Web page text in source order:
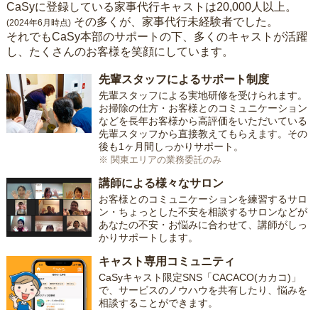
CaSyに登録している家事代行キャストは20,000人以上。
(2024年6月時点) その多くが、家事代行未経験者でした。
それでもCaSy本部のサポートの下、多くのキャストが活躍
し、たくさんのお客様を笑顔にしています。
先輩スタッフによるサポート制度
先輩スタッフによる実地研修を受けられます。
お掃除の仕方・お客様とのコミュニケーション
などを長年お客様から高評価をいただいている
先輩スタッフから直接教えてもらえます。その
後も1ヶ月間しっかりサポート。
※ 関東エリアの業務委託のみ
講師による様々なサロン
お客様とのコミュニケーションを練習するサロ
ン・ちょっとした不安を相談するサロンなどが
あなたの不安・お悩みに合わせて、講師がしっ
かりサポートします。
キャスト専用コミュニティ
CaSyキャスト限定SNS「CACACO(カカコ)」
で、サービスのノウハウを共有したり、悩みを
相談することができます。